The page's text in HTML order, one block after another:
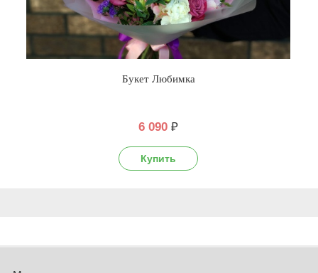
Букет Любимка
6 090 ₽